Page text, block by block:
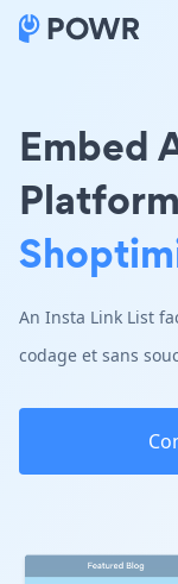
Embed
An Insta Link List
codage et sans